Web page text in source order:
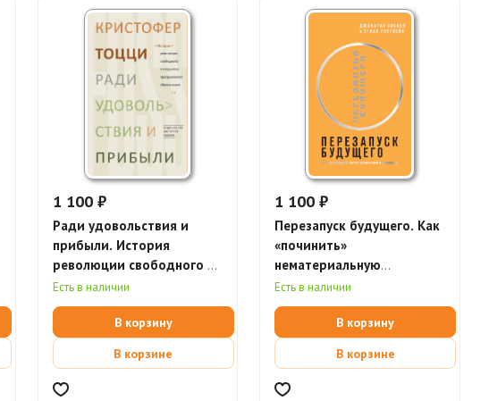
1 100 ₽
Ради удовольствия и
прибыли. История
революции свободного и
открытого программного
обеспечения
Есть в наличии
В корзину
В корзине
1 100 ₽
Перезапуск будущего. Как
«починить»
нематериальную
экономику
Есть в наличии
В корзину
В корзине